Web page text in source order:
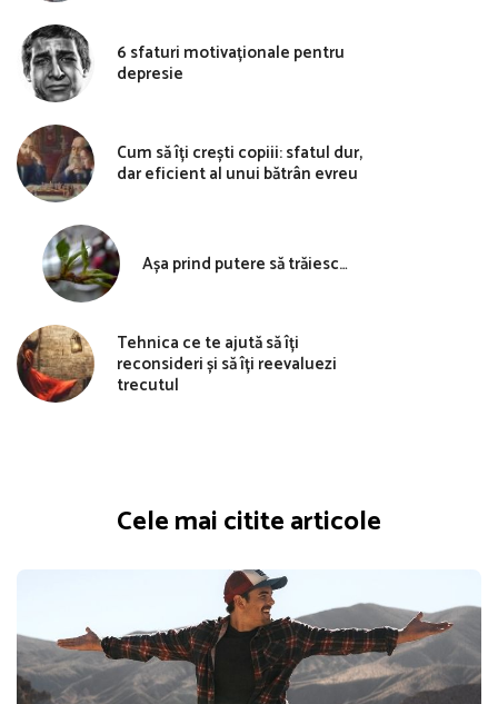
6 sfaturi motivaționale pentru
depresie
Cum să îți crești copiii: sfatul dur,
dar eficient al unui bătrân evreu
Așa prind putere să trăiesc…
Tehnica ce te ajută să îți
reconsideri și să îți reevaluezi
trecutul
Cele mai citite articole